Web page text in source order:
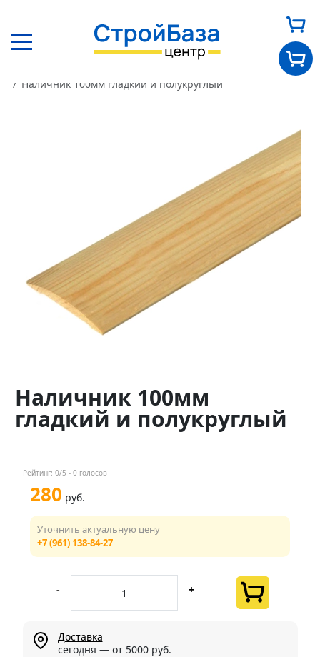
О нас
Каталог
Оплата и доставка
+7 (961) 138-84-27
Наличник 100мм гладкий и полукруглый
Наличник 100мм
гладкий и полукруглый
Рейтинг: 0/5 - 0 голосов
280 руб.
Уточнить актуальную цену
+7 (961) 138-84-27
- +
Доставка
сегодня — от 5000 руб.